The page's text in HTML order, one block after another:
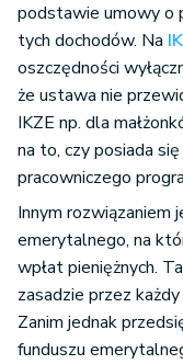
podstawie umowy o
tych dochodów. Na
oszczędności
że ustawa nie
IKZE np. dla
na to, czy posiada
pracowniczego
Innym rozwiązaniem
emerytalnego, na
wpłat pieniężnych.
zasadzie przez
Zanim jednak
funduszu